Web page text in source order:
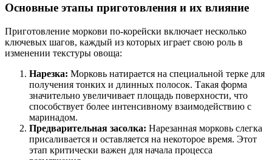
Основные этапы приготовления и их влияние
Приготовление моркови по-корейски включает несколько
ключевых шагов, каждый из которых играет свою роль в
изменении текстуры овоща:
Нарезка: Морковь натирается на специальной терке для
получения тонких и длинных полосок. Такая форма
значительно увеличивает площадь поверхности, что
способствует более интенсивному взаимодействию с
маринадом.
Предварительная засолка: Нарезанная морковь слегка
присаливается и оставляется на некоторое время. Этот
этап критически важен для начала процесса